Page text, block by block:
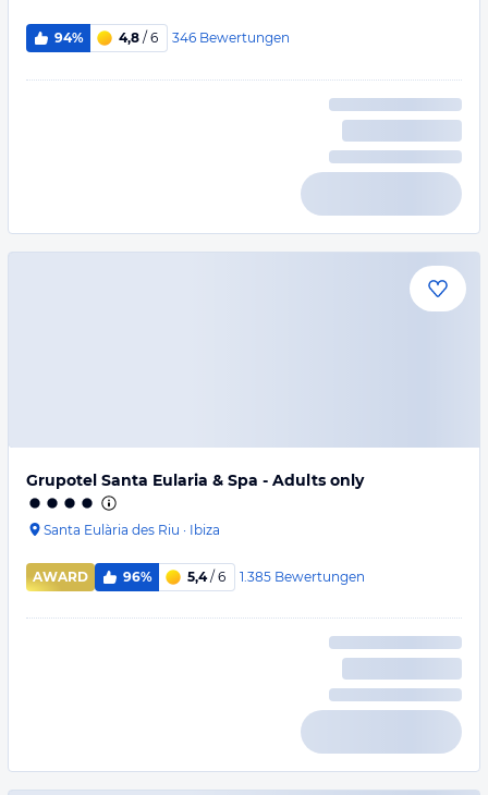
94% 4,8 / 6 346 Bewertungen
Grupotel Santa Eularia & Spa - Adults only
Santa Eulària des Riu · Ibiza
AWARD 96% 5,4/ 6 1.385 Bewertungen